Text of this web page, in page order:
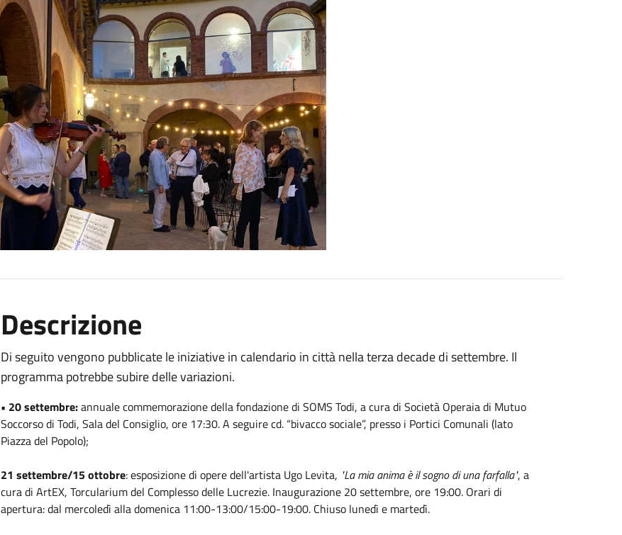
Descrizione
Di seguito vengono pubblicate le iniziative in calendario in città nella terza decade di settembre. Il
programma potrebbe subire delle variazioni.
• 20 settembre:annuale commemorazione della fondazione di SOMS Todi, a cura di Società Operaia di Mutuo
Soccorso di Todi, Sala del Consiglio, ore 17:30. A seguire cd. “bivacco sociale”, presso i Portici Comunali (lato
Piazza del Popolo);
21 settembre/15 ottobre: esposizione di opere dell'artista Ugo Levita, "La mia anima è il sogno di una farfalla", a
cura di ArtEX, Torcularium del Complesso delle Lucrezie. Inaugurazione 20 settembre, ore 19:00. Orari di
apertura: dal mercoledì alla domenica 11:00-13:00/15:00-19:00. Chiuso lunedì e martedì.